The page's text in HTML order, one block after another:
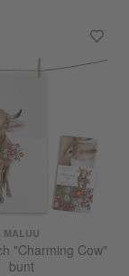
MALUU
"Charming Cow"
bunt